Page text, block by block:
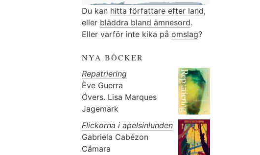
Du kan hitta författare efter land,
eller bläddra bland ämnesord.
Eller varför inte kika på omslag?
NYA BÖCKER
Repatriering
Ève Guerra
Övers. Lisa Marques
Jagemark
Flickorna i apelsinlunden
Gabriela Cabézon
Cámara